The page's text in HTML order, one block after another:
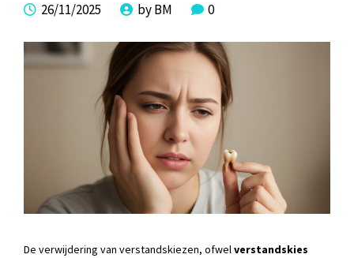
26/11/2025 by BM 0
De verwijdering van verstandskiezen, ofwelverstandskies